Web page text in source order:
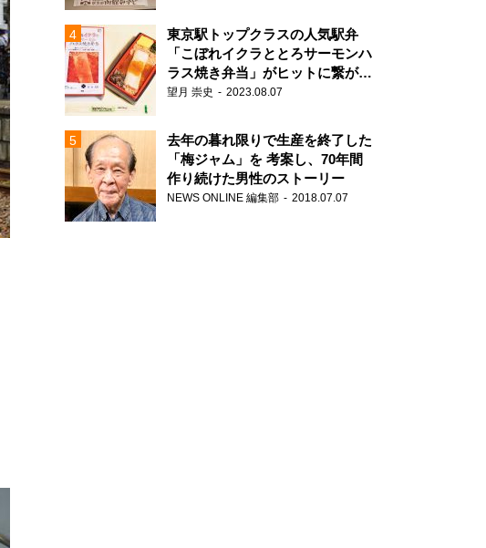
東京駅トップクラスの人気駅弁
「こぼれイクラととろサーモンハ
ラス焼き弁当」がヒットに繋がっ
た理由
望月 崇史 2023.08.07
去年の暮れ限りで生産を終了した
「梅ジャム」を 考案し、70年間
作り続けた男性のストーリー
NEWS ONLINE 編集部 2018.07.07